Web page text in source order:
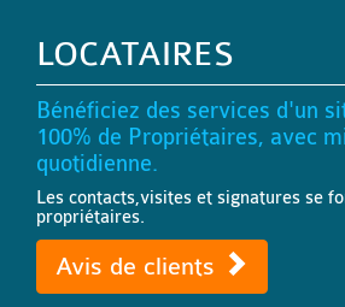
LOCATAIRES
Bénéficiez des services d'un
100% de Propriétaires, avec
quotidienne.
Les contacts,visites et signatures se
propriétaires.
Avis de clients